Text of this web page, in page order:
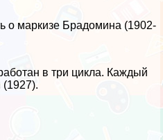
о маркизе Брадомина (1902-
в три цикла. Каждый
(1927).